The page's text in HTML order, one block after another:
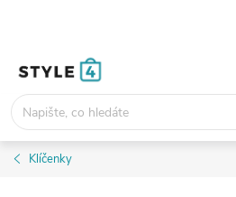
Klíčenky